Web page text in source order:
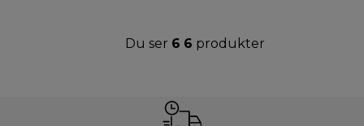
Du ser 6 6 produkter